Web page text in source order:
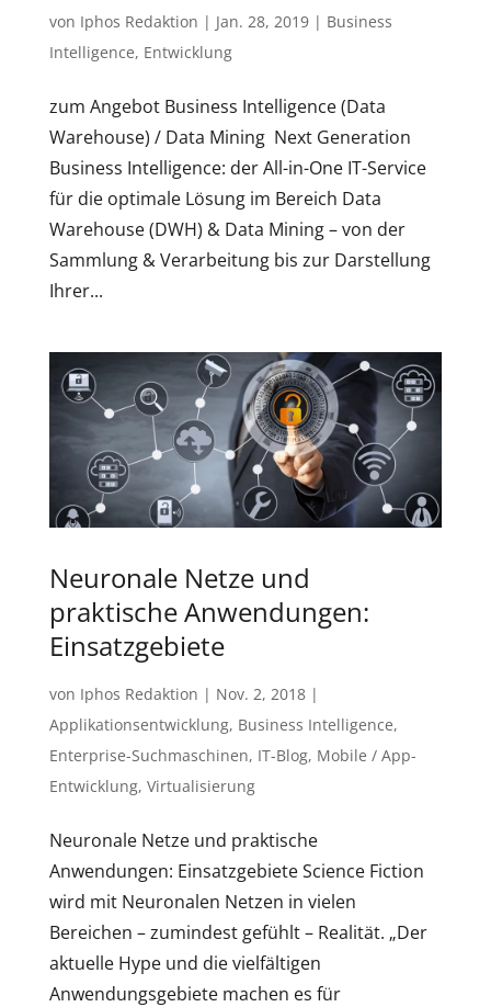
von Iphos Redaktion | Jan. 28, 2019| Business
Intelligence, Entwicklung
zum Angebot Business Intelligence (Data
Warehouse) / Data Mining Next Generation
Business Intelligence: der All-in-One IT-Service
für die optimale Lösung im Bereich Data
Warehouse (DWH) & Data Mining – von der
Sammlung & Verarbeitung bis zur Darstellung
Ihrer...
Neuronale Netze und
praktische Anwendungen:
Einsatzgebiete
von Iphos Redaktion | Nov. 2, 2018|
Applikationsentwicklung, Business Intelligence,
Enterprise-Suchmaschinen, IT-Blog, Mobile / App-
Entwicklung, Virtualisierung
Neuronale Netze und praktische
Anwendungen: Einsatzgebiete Science Fiction
wird mit Neuronalen Netzen in vielen
Bereichen – zumindest gefühlt – Realität. „Der
aktuelle Hype und die vielfältigen
Anwendungsgebiete machen es für